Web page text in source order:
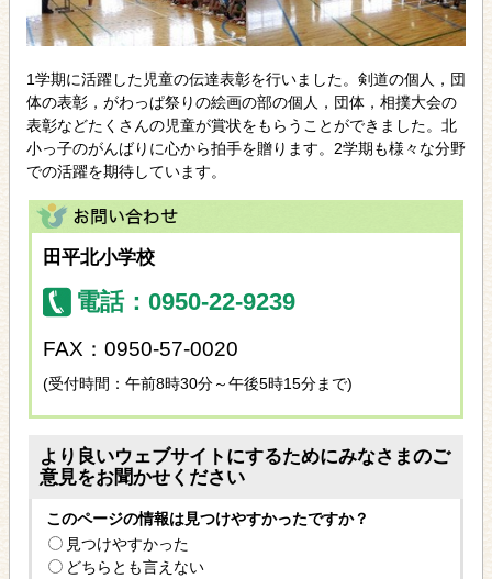
1学期に活躍した児童の伝達表彰を行いました。剣道の個人，団
体の表彰，がわっぱ祭りの絵画の部の個人，団体，相撲大会の
表彰などたくさんの児童が賞状をもらうことができました。北
小っ子のがんばりに心から拍手を贈ります。2学期も様々な分野
での活躍を期待しています。
田平北小学校
電話：0950-22-9239
FAX：0950-57-0020
(受付時間：午前8時30分～午後5時15分まで)
より良いウェブサイトにするためにみなさまのご
意見をお聞かせください
このページの情報は見つけやすかったですか？
見つけやすかった
どちらとも言えない